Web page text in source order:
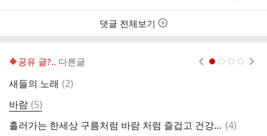
댓글 전체보기
🔶️공유 글?.. 다른글
새들의 노래 댓
(2)
바람 댓
글
(5)
흘러가는 한세상 구름처럼 바람 처럼 즐겁고 건강하게 살다 가자 댓
(4)